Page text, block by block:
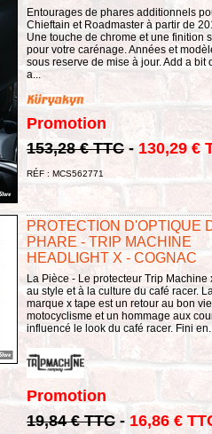
Entourages de phares additionnels
Chieftain et Roadmaster à partir de
Une touche de chrome et une finition
pour votre carénage. Années et
sous reserve de mise à jour. Add a bit
a...
Promotion
153,28 € TTC - 130,29 €
RÉF : MCS562771
PROTECTION D'OPTIQUE
PHARE - TRIP MACHINE
HEADLIGHT X - COGNAC
La Pièce - Le protecteur Trip Machine
au style et à la culture du café racer.
marque x tape est un retour au bon
motocyclisme et un hommage aux
influencé le look du café racer. Fini
Promotion
19,84 € TTC - 16,86 €